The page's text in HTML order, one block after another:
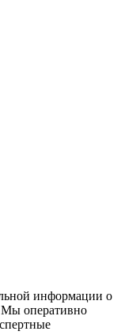
информации о
Мы оперативно